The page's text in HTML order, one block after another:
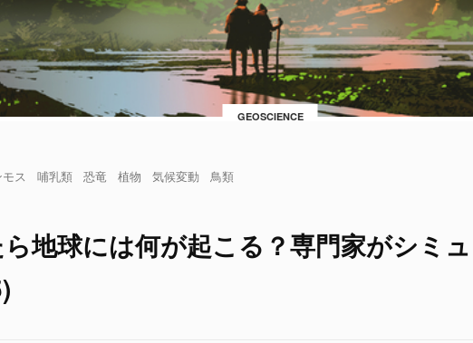
GEOSCIENCE
ス 哺乳類 恐竜 植物 気候変動 鳥類
地球には何が起こる？専門家がシミ